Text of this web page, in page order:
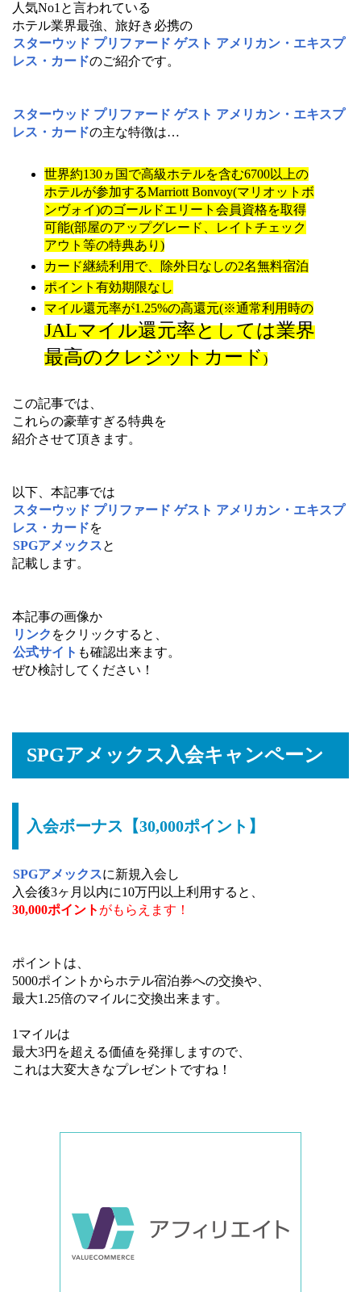
人気No1と言われている
ホテル業界最強、旅好き必携の
スターウッド プリファード ゲスト アメリカン・エキスプ
レス・カードのご紹介です。
スターウッド プリファード ゲスト アメリカン・エキスプ
レス・カードの主な特徴は…
世界約130ヵ国で高級ホテルを含む6700以上の
ホテルが参加するMarriott Bonvoy(マリオットボ
ンヴォイ)のゴールドエリート会員資格を取得
可能(部屋のアップグレード、レイトチェック
アウト等の特典あり)
カード継続利用で、除外日なしの2名無料宿泊
ポイント有効期限なし
マイル還元率が1.25%の高還元(※通常利用時の
JALマイル還元率としては業界
最高のクレジットカード)
この記事では、
これらの豪華すぎる特典を
紹介させて頂きます。
以下、本記事では
スターウッド プリファード ゲスト アメリカン・エキスプ
レス・カードを
SPGアメックスと
記載します。
本記事の画像か
リンク をクリックすると、
公式サイト も確認出来ます。
ぜひ検討してください！
SPGアメックス入会キャンペーン
入会ボーナス【30,000ポイント】
SPGアメックスに新規入会し
入会後3ヶ月以内に10万円以上利用すると、
30,000ポイント がもらえます！
ポイントは、
5000ポイントからホテル宿泊券への交換や、
最大1.25倍のマイルに交換出来ます。
1マイルは
最大3円を超える価値を発揮しますので、
これは大変大きなプレゼントですね！